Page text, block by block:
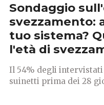
Sondaggio
svezzamento:
tuo sistema?
l'età di
Il 54% degli
suinetti prima dei 28